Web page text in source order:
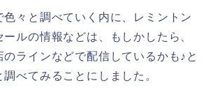
色々と調べていく内に、レミントン
ルの情報などは、もしかしたら、
のラインなどで配信しているかも♪と
べてみることにしました。